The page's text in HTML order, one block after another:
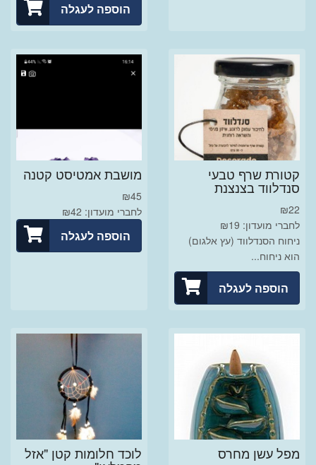
הוספה לעגלה
קטורת שרף טבעי
סנדלווד בצנצנת
₪22
לחברי מועדון: ₪19
ניחוח הסנדלווד (עץ אלגום)
הוא ניחוח...
הוספה לעגלה
מושבת אמטיסט קטנה
₪45
לחברי מועדון: ₪42
הוספה לעגלה
מפל עשן מחרס לוכד חלומות קטן "אזל